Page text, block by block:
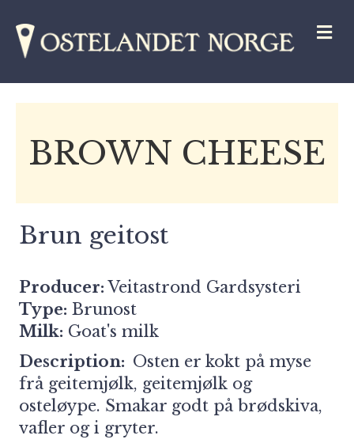
BROWN CHEESE
Brun geitost
Producer: Veitastrond Gardsysteri
Type: Brunost
Milk: Goat's milk
Description: Osten er kokt på myse
frå geitemjølk, geitemjølk og
osteløype. Smakar godt på brødskiva,
vafler og i gryter.